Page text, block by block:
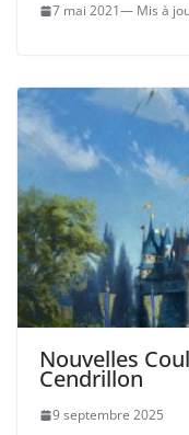
7 mai 2021
Nouvelles
Cendrillon
9 septembre 2025